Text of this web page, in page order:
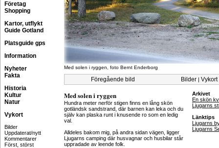
Företag
Shopping
Kartor, utflykt
Guide Gotland
Platsguide gps
Information
Nyheter
Fakta
Historia
Kultur
Natur
Vykort
Bilder
Uppdaterat/nytt
Kommentarer
Först, störst
Med solen i ryggen, foto Bernt Enderborg
Föregående bild Bilder| Vykort
Med solen i ryggen
Hundra meter nerför stigen finns en lång skön
gotländsk sandstrand, där barnen kan leka och du
själv kan plaska runt i knusende ro som en ledig
val.
Alldeles bakom mig, på andra sidan vägen, ligger
Ljugarns camping där husvagnar och husbilar står
uppradade av leende folk.
Arkivet
En skön
Ljugarns
Länktips
Ljugarns
Ljugarns